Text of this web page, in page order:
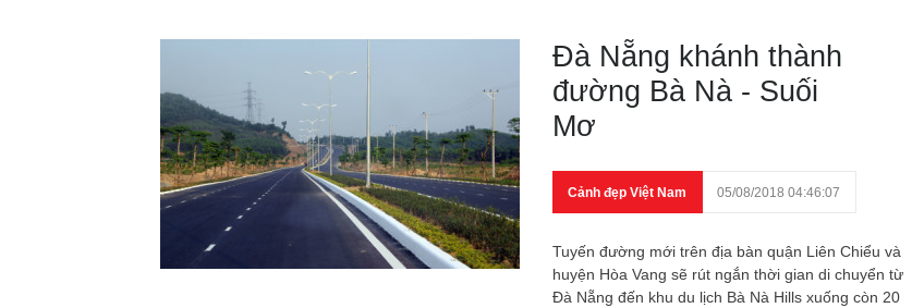
Đà Nẵng khánh thành
đường Bà Nà - Suối
Mơ
Cảnh đẹp Việt Nam 05/08/2018 04:46:07
Tuyến đường mới trên địa bàn quận Liên Chiểu và
huyện Hòa Vang sẽ rút ngắn thời gian di chuyển từ
Đà Nẵng đến khu du lịch Bà Nà Hills xuống còn 20